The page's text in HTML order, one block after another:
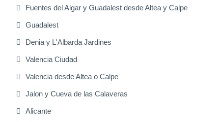
Fuentes del Algar y Guadalest desde Altea y Calpe
Guadalest
Denia y L'Albarda Jardines
Valencia Ciudad
Valencia desde Altea o Calpe
Jalon y Cueva de las Calaveras
Alicante